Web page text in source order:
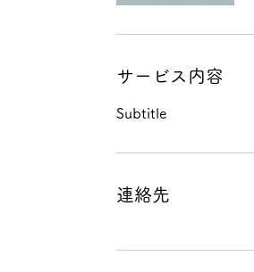
サービス内容
Subtitle
連絡先